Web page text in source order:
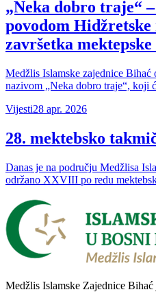
„Neka dobro traje“
povodom Hidžretske
završetka mektepske
Medžlis Islamske zajednice Bihać
nazivom „Neka dobro traje“, koji
Vijesti28 apr. 2026
28. mektebsko
Danas je na području Medžlisa
održano XXVIII po redu
Medžlis Islamske Zajednice